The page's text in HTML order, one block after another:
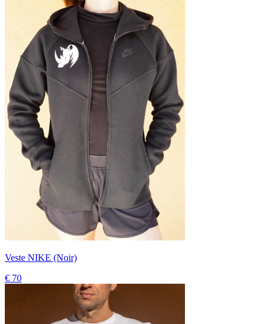
Veste NIKE (Noir)
€ 70